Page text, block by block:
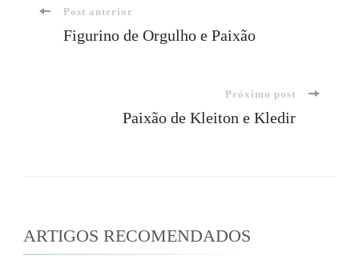
Navegação
Post anterior
Figurino de Orgulho e Paixão
Próximo post
Paixão de Kleiton e Kledir
ARTIGOS RECOMENDADOS